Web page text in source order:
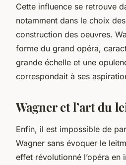
Cette influence se retrouve
notamment dans le choix
construction des oeuvres.
forme du grand opéra,
grande échelle et une
correspondait à ses
Wagner et l’art du
Enfin, il est impossible de
Wagner sans évoquer le
effet révolutionné l’opéra en